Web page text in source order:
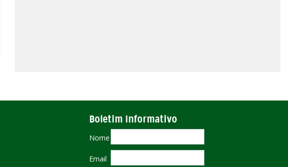
Boletim Informativo
Nome
Email